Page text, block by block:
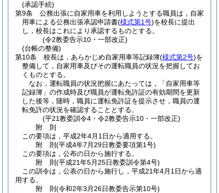
(承認手続)
第9条
公務出張に自家用車を利用しようとする職員は，自家
用車による公務出張承認申請書(様式第1号)を校長に提出
し，校長はこれにより承認するものとする。
(令2教委告示10・一部改正)
(台帳の整備)
第10条
校長は，あらかじめ自家用車等記録簿(様式第2号)を
整備して，自家用車及びその運転職員の状況を把握してお
くものとする。
なお，運転職員の状況把握にあたっては，「自家用車等
記録簿」の作成時及び職員が運転免許証の有効期間を更新
した後等，随時，職員に運転免許証を提示させ，職員の運
転免許の状況を確認することとする。
(平21教委訓令4・令2教委告示10・一部改正)
附 則
この要項は，平成2年4月1日から適用する。
附 則(平成4年7月29日教委要項第1号)
この要項は，公布の日から施行する。
附 則(平成21年5月25日教委訓令第4号)
この訓令は，公表の日から施行し，平成21年4月1日から適
用する。
附 則(令和2年3月26日教委告示第10号)